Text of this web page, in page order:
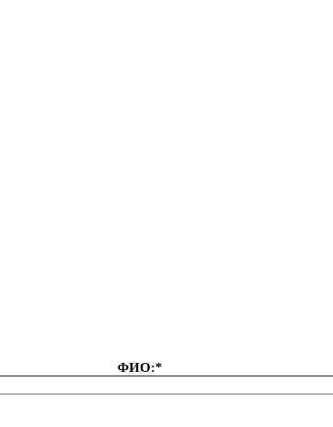
ФИО:*